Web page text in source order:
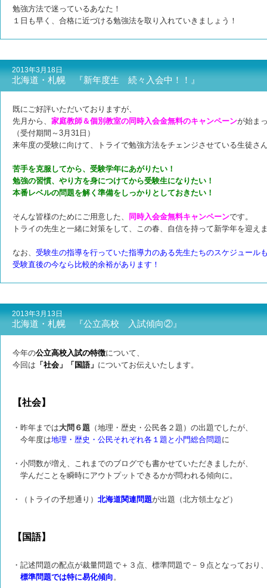
勉強方法で迷っているあなた！
１日も早く、合格に近づける勉強法を取り入れていきましょう！
2013年3月18日
北海道・札幌 『新年度生 続々入会中！！』
既にご好評いただいておりますが、
先月から、 家庭教師＆個別教室の同時入会金無料のキャンペーンが始ま
（受付期間～3月31日）
来年度の受験に向けて、トライで勉強方法をチェンジさせている生徒さ
苦手を克服してから、受験学年にあがりたい！
勉強の習慣、やり方を身につけてから受験生になりたい！
本番レベルの問題を解く準備をしっかりとしておきたい！
そんな皆様のためにご用意した、 同時入会金無料キャンペーンです。
トライの先生と一緒に対策をして、この春、自信を持って新学年を迎え
なお、 受験生の指導を行っていた指導力のある先生たちのスケジュール
受験直後の今なら比較的余裕があります！
2013年3月13日
北海道・札幌 『公立高校 入試傾向②』
今年の公立高校入試の特徴について、
今回は 「社会」「国語」 についてお伝えいたします。
【社会】
・昨年までは大問６題 （地理・歴史・公民各２題）の出題でしたが、
今年度は地理・歴史・公民それぞれ各１題と小門総合問題に
・小問数が増え、これまでのブログでも書かせていただきましたが、
学んだことを瞬時にアウトプットできるかが問われる傾向に。
・（トライの予想通り） 北海道関連問題が出題（北方領土など）
【国語】
・記述問題の配点が裁量問題で＋３点、標準問題で－９点となっており
標準問題では特に易化傾向。